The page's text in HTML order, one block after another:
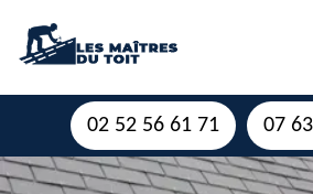
02 52 56 61 71 07